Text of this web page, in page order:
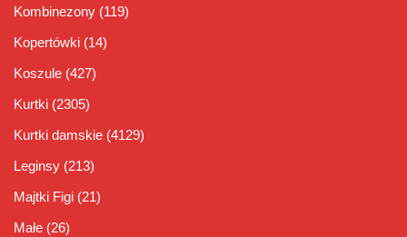
Kombinezony (119)
Kopertówki (14)
Koszule (427)
Kurtki (2305)
Kurtki damskie (4129)
Leginsy (213)
Majtki Figi (21)
Małe (26)